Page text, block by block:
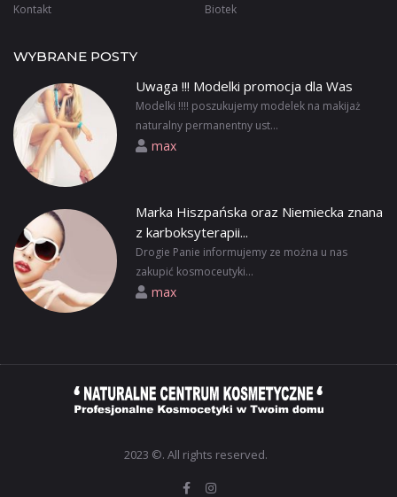
Kontakt
WYBRANE POSTY
Uwaga !!! Modelki promocja dla Was
Modelki !!!! poszukujemy modelek na makijaż
naturalny permanentny ust...
max
Marka Hiszpańska oraz Niemiecka znana
z karboksyterapii...
Drogie Panie informujemy ze można u nas
zakupić kosmoceutyki...
max
Biotek
2023 ©. All rights reserved.